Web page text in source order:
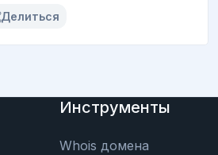
Делиться
Инструменты
Whois домена